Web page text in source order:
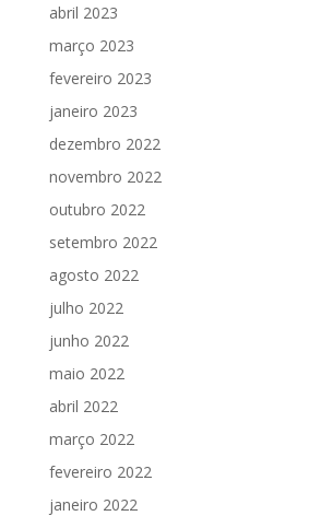
abril 2023
março 2023
fevereiro 2023
janeiro 2023
dezembro 2022
novembro 2022
outubro 2022
setembro 2022
agosto 2022
julho 2022
junho 2022
maio 2022
abril 2022
março 2022
fevereiro 2022
janeiro 2022